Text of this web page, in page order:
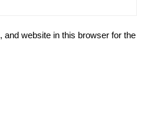
and website in this browser for the